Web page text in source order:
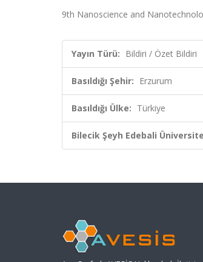
9th Nanoscience and
Yayın Türü: Bildiri / Özet Bildiri
Basıldığı Şehir: Erzurum
Basıldığı Ülke: Türkiye
Bilecik Şeyh Edebali